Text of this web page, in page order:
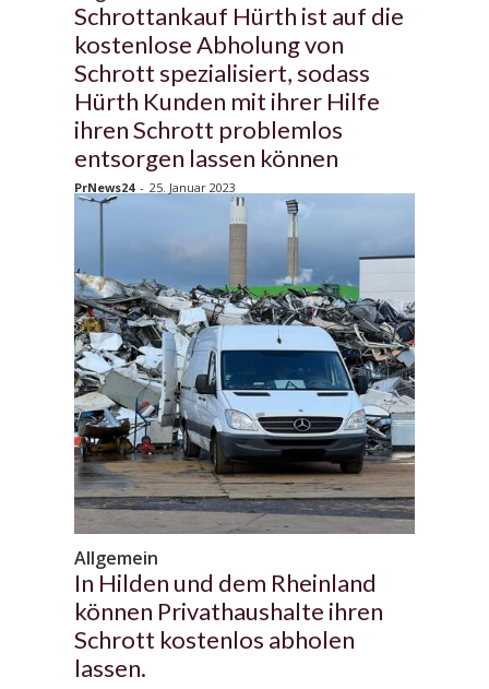
Schrottankauf Hürth ist auf die
kostenlose Abholung von
Schrott spezialisiert, sodass
Hürth Kunden mit ihrer Hilfe
ihren Schrott problemlos
entsorgen lassen können
PrNews24 - 25. Januar 2023
Allgemein
In Hilden und dem Rheinland
können Privathaushalte ihren
Schrott kostenlos abholen
lassen.